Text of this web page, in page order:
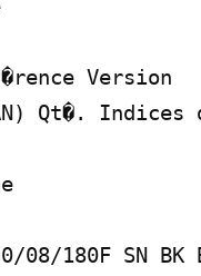
Version
Qt�. Indices
08/180F SN BK